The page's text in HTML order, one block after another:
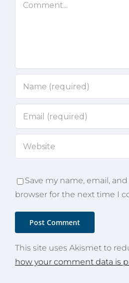
Save my name, email,
browser for the next time I
This site uses Akismet to
how your comment data is